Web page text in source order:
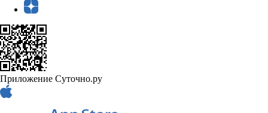
Приложение Суточно.ру